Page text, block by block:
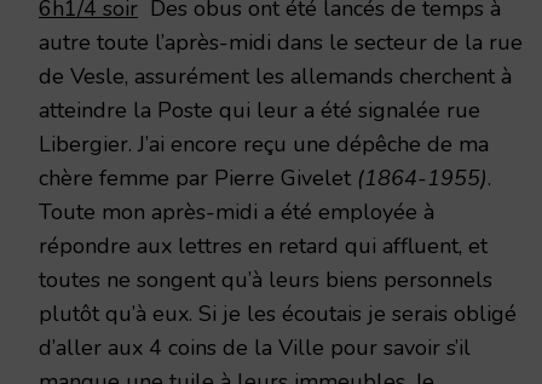
6h1/4 soir Des obus ont été lancés de temps à
autre toute l’après-midi dans le secteur de la rue
de Vesle, assurément les allemands cherchent à
atteindre la Poste qui leur a été signalée rue
Libergier. J’ai encore reçu une dépêche de ma
chère femme par Pierre Givelet (1864-1955).
Toute mon après-midi a été employée à
répondre aux lettres en retard qui affluent, et
toutes ne songent qu’à leurs biens personnels
plutôt qu’à eux. Si je les écoutais je serais obligé
d’aller aux 4 coins de la Ville pour savoir s’il